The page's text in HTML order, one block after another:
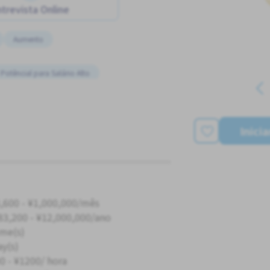
Online
Aumento
Potêncial para Salário Alto
Estrangeiros
- ¥1,000,000/mês
- ¥12,000,000/ano
- ¥1200/ hora